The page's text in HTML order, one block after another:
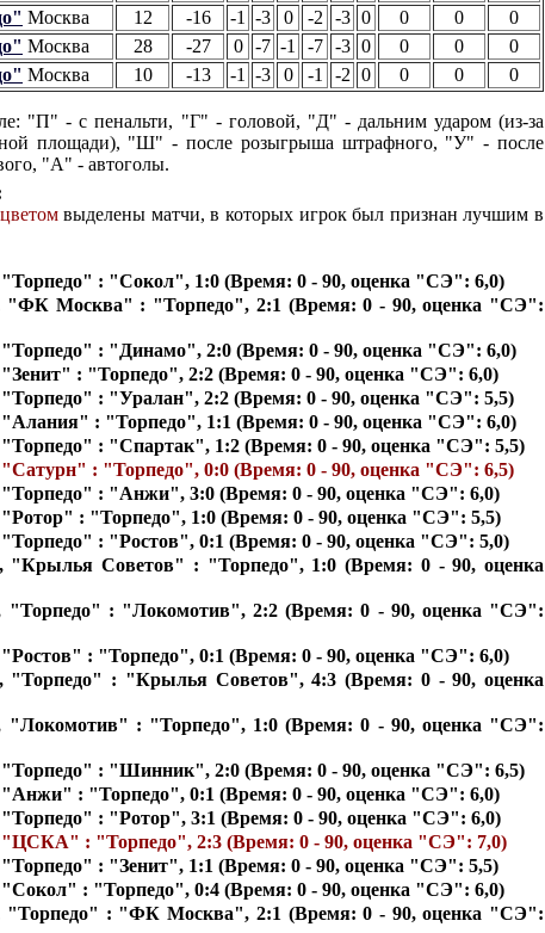
Москва 12 -16 -1 -3 0 -2 -3 0 0 0
0
Москва 28 -27 0 -7 -1 -7 -3 0 0 0
0
Москва 10 -13 -1 -3 0 -1 -2 0 0 0 0
"П" - с пенальти, "Г" - головой, "Д" - дальним ударом (из-за
площади), "Ш" - после розыгрыша штрафного, "У" - после
"А" - автоголы.
выделены матчи, в которых игрок был признан лучшим в
"Торпедо" : "Сокол", 1:0 (Время: 0 - 90, оценка "СЭ": 6,0)
"ФК Москва" : "Торпедо", 2:1 (Время: 0 - 90, оценка "СЭ":
"Торпедо" : "Динамо", 2:0 (Время: 0 - 90, оценка "СЭ": 6,0)
"Зенит" : "Торпедо", 2:2 (Время: 0 - 90, оценка "СЭ": 6,0)
"Торпедо" : "Уралан", 2:2 (Время: 0 - 90, оценка "СЭ": 5,5)
"Алания" : "Торпедо", 1:1 (Время: 0 - 90, оценка "СЭ": 6,0)
"Торпедо" : "Спартак", 1:2 (Время: 0 - 90, оценка "СЭ": 5,5)
"Сатурн" : "Торпедо", 0:0 (Время: 0 - 90, оценка "СЭ": 6,5)
"Торпедо" : "Анжи", 3:0 (Время: 0 - 90, оценка "СЭ": 6,0)
"Ротор" : "Торпедо", 1:0 (Время: 0 - 90, оценка "СЭ": 5,5)
"Торпедо" : "Ростов", 0:1 (Время: 0 - 90, оценка "СЭ": 5,0)
"Крылья Советов" : "Торпедо", 1:0 (Время: 0 - 90, оценка
"Торпедо" : "Локомотив", 2:2 (Время: 0 - 90, оценка "СЭ":
"Ростов" : "Торпедо", 0:1 (Время: 0 - 90, оценка "СЭ": 6,0)
"Торпедо" : "Крылья Советов", 4:3 (Время: 0 - 90, оценка
"Локомотив" : "Торпедо", 1:0 (Время: 0 - 90, оценка "СЭ":
"Торпедо" : "Шинник", 2:0 (Время: 0 - 90, оценка "СЭ": 6,5)
"Анжи" : "Торпедо", 0:1 (Время: 0 - 90, оценка "СЭ": 6,0)
"Торпедо" : "Ротор", 3:1 (Время: 0 - 90, оценка "СЭ": 6,0)
"ЦСКА" : "Торпедо", 2:3 (Время: 0 - 90, оценка "СЭ": 7,0)
"Торпедо" : "Зенит", 1:1 (Время: 0 - 90, оценка "СЭ": 5,5)
"Сокол" : "Торпедо", 0:4 (Время: 0 - 90, оценка "СЭ": 6,0)
"Торпедо" : "ФК Москва", 2:1 (Время: 0 - 90, оценка "СЭ":